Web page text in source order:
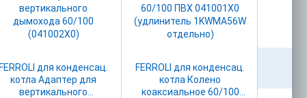
FERROLI для конденсац.
котла Адаптер для
вертикального
FERROLI для конденсац.
котла Колено
коаксиальное 60/100